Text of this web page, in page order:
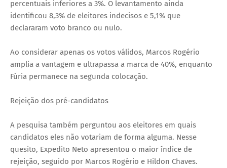
percentuais inferiores a 3%. O levantamento ainda
identificou 8,3% de eleitores indecisos e 5,1% que
declararam voto branco ou nulo.
Ao considerar apenas os votos válidos, Marcos Rogério
amplia a vantagem e ultrapassa a marca de 40%, enquanto
Fúria permanece na segunda colocação.
Rejeição dos pré-candidatos
A pesquisa também perguntou aos eleitores em quais
candidatos eles não votariam de forma alguma. Nesse
quesito, Expedito Neto apresentou o maior índice de
rejeição, seguido por Marcos Rogério e Hildon Chaves.